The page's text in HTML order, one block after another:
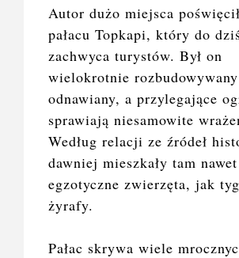
Autor dużo miejsca
pałacu Topkapi, który do
zachwyca turystów. Był on
wielokrotnie
odnawiany, a przylegające
sprawiają niesamowite
Według relacji ze źródeł
dawniej mieszkały tam nawet
egzotyczne zwierzęta, jak
żyrafy.
Pałac skrywa wiele